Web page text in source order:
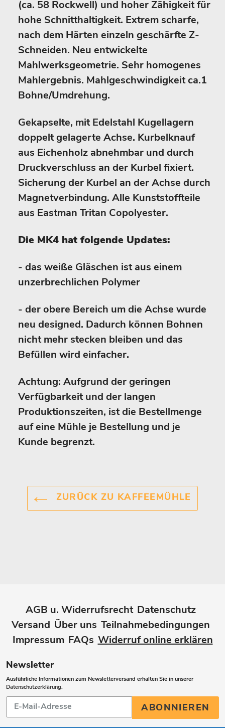
(ca. 58 Rockwell) und hoher Zähigkeit für
hohe Schnitthaltigkeit. Extrem scharfe,
nach dem Härten einzeln geschärfte Z-
Schneiden. Neu entwickelte
Mahlwerksgeometrie. Sehr homogenes
Mahlergebnis. Mahlgeschwindigkeit ca.1
Bohne/Umdrehung.
Gekapselte, mit Edelstahl Kugellagern
doppelt gelagerte Achse. Kurbelknauf
aus Eichenholz abnehmbar und durch
Druckverschluss an der Kurbel fixiert.
Sicherung der Kurbel an der Achse durch
Magnetverbindung. Alle Kunststoffteile
aus Eastman Tritan Copolyester.
Die MK4 hat folgende Updates:
- das weiße Gläschen ist aus einem
unzerbrechlichen Polymer
- der obere Bereich um die Achse wurde
neu designed. Dadurch können Bohnen
nicht mehr stecken bleiben und das
Befüllen wird einfacher.
Achtung: Aufgrund der geringen
Verfügbarkeit und der langen
Produktionszeiten, ist die Bestellmenge
auf eine Mühle je Bestellung und je
Kunde begrenzt.
ZURÜCK ZU KAFFEEMÜHLE
AGB u. Widerrufsrecht Datenschutz
Versand Über uns Teilnahmebedingungen
Impressum FAQs Widerruf online erklären
Newsletter
Ausführliche Informationen zum Newsletterversand erhalten Sie in unserer
Datenschutzerklärung.
Abonnieren
Sie
ABONNIEREN